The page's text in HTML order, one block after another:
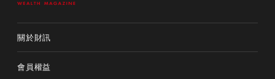
關於財訊
會員權益